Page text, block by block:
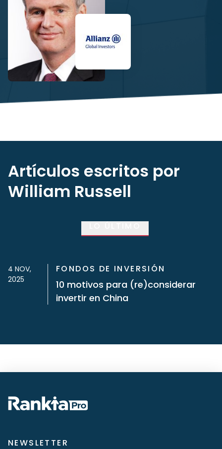
Artículos escritos por
William Russell
4 NOV,
2025
FONDOS DE INVERSIÓN
10 motivos para (re)considerar
invertir en China
NEWSLETTER